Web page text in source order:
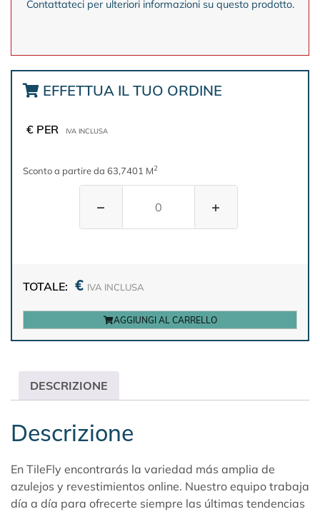
Contattateci per ulteriori informazioni su questo prodotto.
EFFETTUA IL TUO ORDINE
€ PER IVA INCLUSA
Sconto a partire da 63,7401 M2
− +
TOTALE: € IVA INCLUSA
AGGIUNGI AL CARRELLO
DESCRIZIONE
Descrizione
En TileFly encontrarás la variedad más amplia de
azulejos y revestimientos online. Nuestro equipo trabaja
día a día para ofrecerte siempre las últimas tendencias